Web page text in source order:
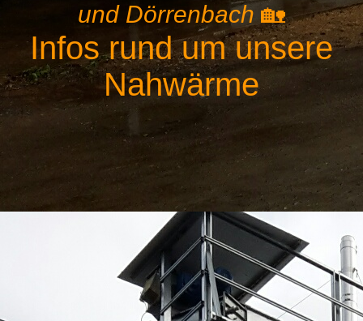
und Dörrenbach 🏡
Infos rund um unsere
Nahwärme